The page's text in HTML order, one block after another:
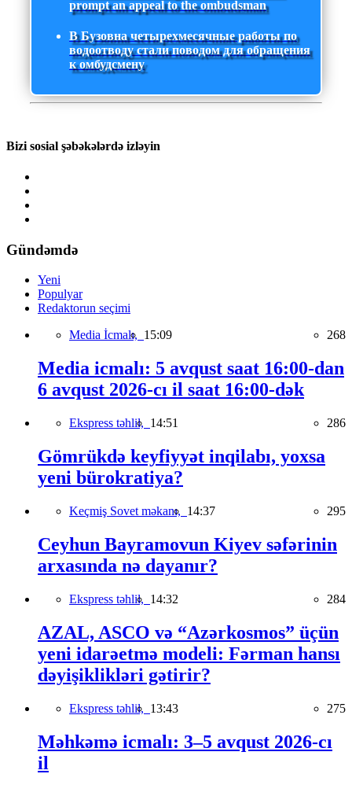
prompt an appeal to the ombudsman
В Бузовна четырехмесячные работы по
водоотводу стали поводом для обращения
к омбудсмену
Bizi sosial şəbəkələrdə izləyin
Gündəmdə
Yeni
Populyar
Redaktorun seçimi
Media İcmalı, 15:09 268
Media icmalı: 5 avqust saat 16:00-dan
6 avqust 2026-cı il saat 16:00-dək
Ekspress təhlil, 14:51 286
Gömrükdə keyfiyyət inqilabı, yoxsa
yeni bürokratiya?
Keçmiş Sovet məkanı, 14:37 295
Ceyhun Bayramovun Kiyev səfərinin
arxasında nə dayanır?
Ekspress təhlil, 14:32 284
AZAL, ASCO və “Azərkosmos” üçün
yeni idarəetmə modeli: Fərman hansı
dəyişiklikləri gətirir?
Ekspress təhlil, 13:43 275
Məhkəmə icmalı: 3–5 avqust 2026-cı
il